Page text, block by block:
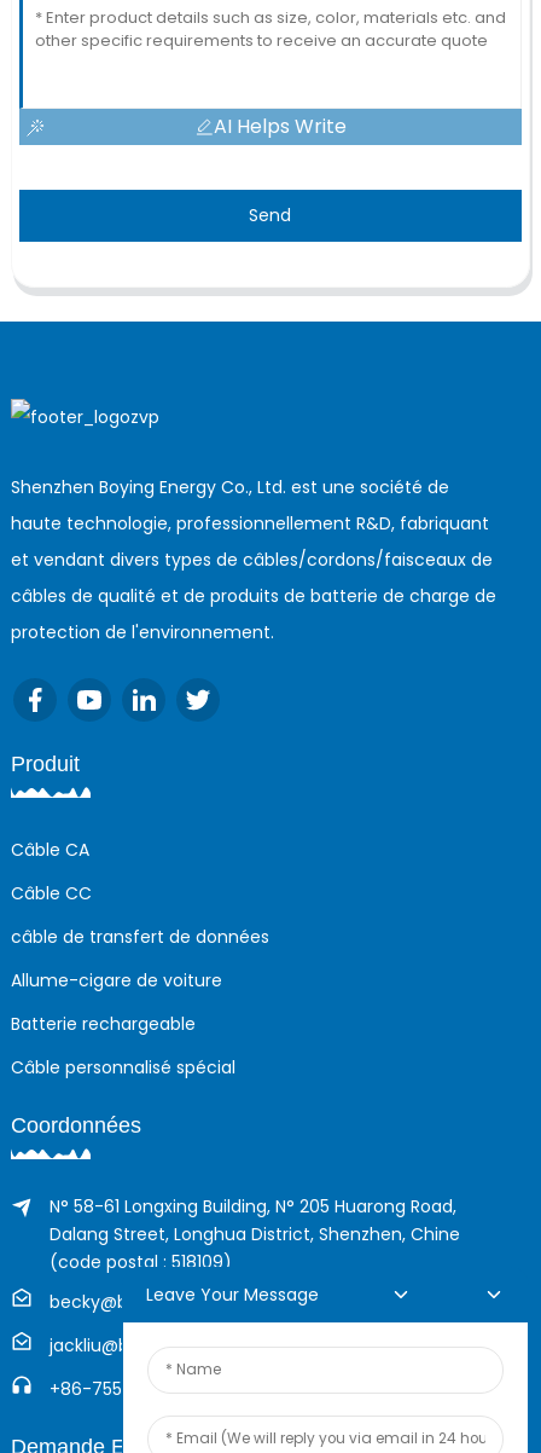
AI Helps Write
Send
Shenzhen Boying Energy Co., Ltd. est une société de
haute technologie, professionnellement R&D, fabriquant
et vendant divers types de câbles/cordons/faisceaux de
câbles de qualité et de produits de batterie de charge de
protection de l'environnement.
Produit
Câble CA
Câble CC
câble de transfert de données
Allume-cigare de voiture
Batterie rechargeable
Câble personnalisé spécial
Coordonnées
N° 58-61 Longxing Building, N° 205 Huarong Road,
Dalang Street, Longhua District, Shenzhen, Chine
(code postal : 518109)
becky@boyingcable.com
jackliu@boyingcable.com
+86-755-21014277
Demande En Ligne
Leave Your Message